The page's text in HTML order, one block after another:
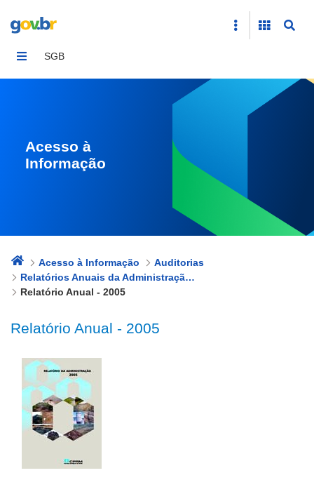
SGB
Acesso à
Informação
Acesso à Informação
Auditorias
Relatórios Anuais da Administração na forma de Relato Integrado
Relatório Anual - 2005
Relatório Anual - 2005